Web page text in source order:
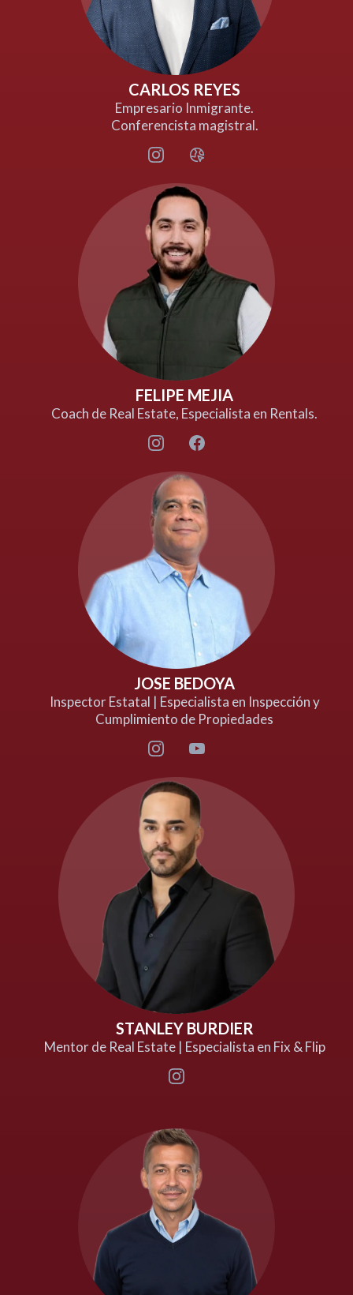
CARLOS REYES
Empresario Inmigrante.
Conferencista magistral.
FELIPE MEJIA
Coach de Real Estate, Especialista en Rentals.
JOSE BEDOYA
Inspector Estatal | Especialista en Inspección y
Cumplimiento de Propiedades
STANLEY BURDIER
Mentor de Real Estate | Especialista en Fix & Flip